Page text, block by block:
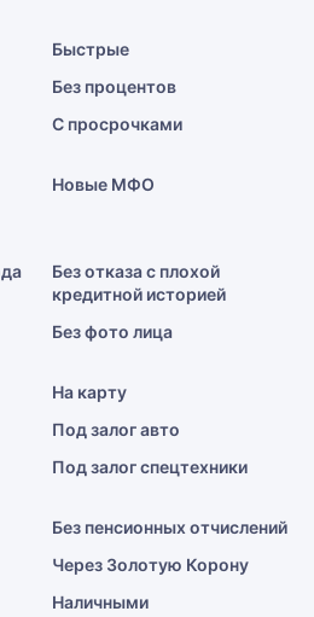
Быстрые
Без процентов
С просрочками
Новые МФО
Без отказа с плохой
кредитной историей
Без фото лица
На карту
Под залог авто
Под залог спецтехники
Без пенсионных отчислений
Через Золотую Корону
Наличными